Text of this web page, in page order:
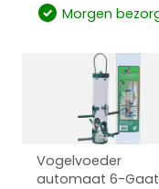
Morgen
Vogelvoeder
automaat 6-